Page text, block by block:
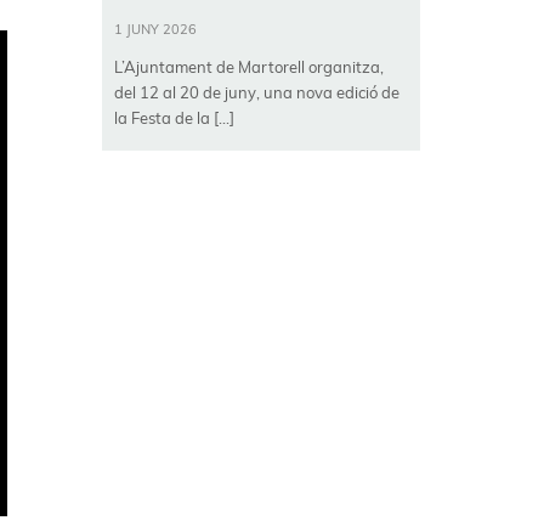
1 JUNY 2026
L’Ajuntament de Martorell organitza,
del 12 al 20 de juny, una nova edició de
la Festa de la […]